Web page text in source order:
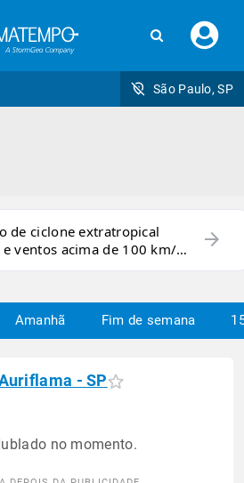
seu
São Paulo, SP
de ciclone extratropical
ventos acima de 100 km/h
arrow_forward
Amanhã Fim de semana
- SP
no momento.